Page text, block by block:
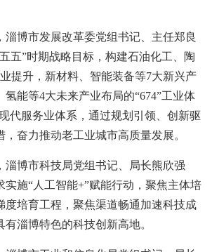
博市发展改革委党组书记、主任郑良
五”时期战略目标，构建石油化工、陶
提升，新材料、智能装备等7大新兴产
氢能等4大未来产业布局的“674”工业体
代服务业体系，通过规划引领、创新驱
奋力推动老工业城市高质量发展。
博市科技局党组书记、局长熊欣强
实施“人工智能+”赋能行动，聚焦主体培
度培育工程，聚焦渠道畅通加速科技成
淄博特色的科技创新高地。